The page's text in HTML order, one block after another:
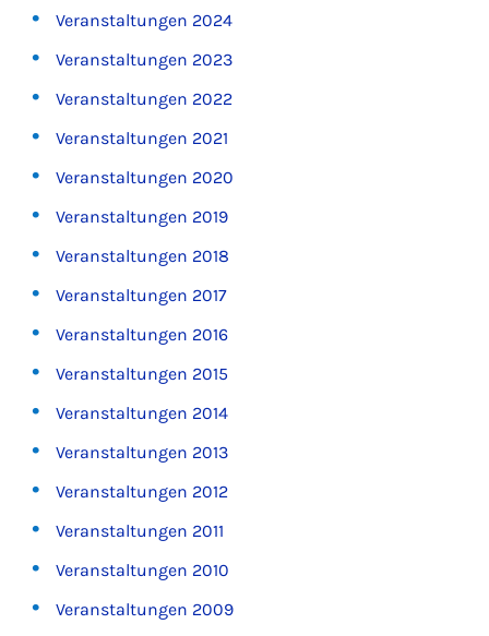
Veranstaltungen 2024
Veranstaltungen 2023
Veranstaltungen 2022
Veranstaltungen 2021
Veranstaltungen 2020
Veranstaltungen 2019
Veranstaltungen 2018
Veranstaltungen 2017
Veranstaltungen 2016
Veranstaltungen 2015
Veranstaltungen 2014
Veranstaltungen 2013
Veranstaltungen 2012
Veranstaltungen 2011
Veranstaltungen 2010
Veranstaltungen 2009